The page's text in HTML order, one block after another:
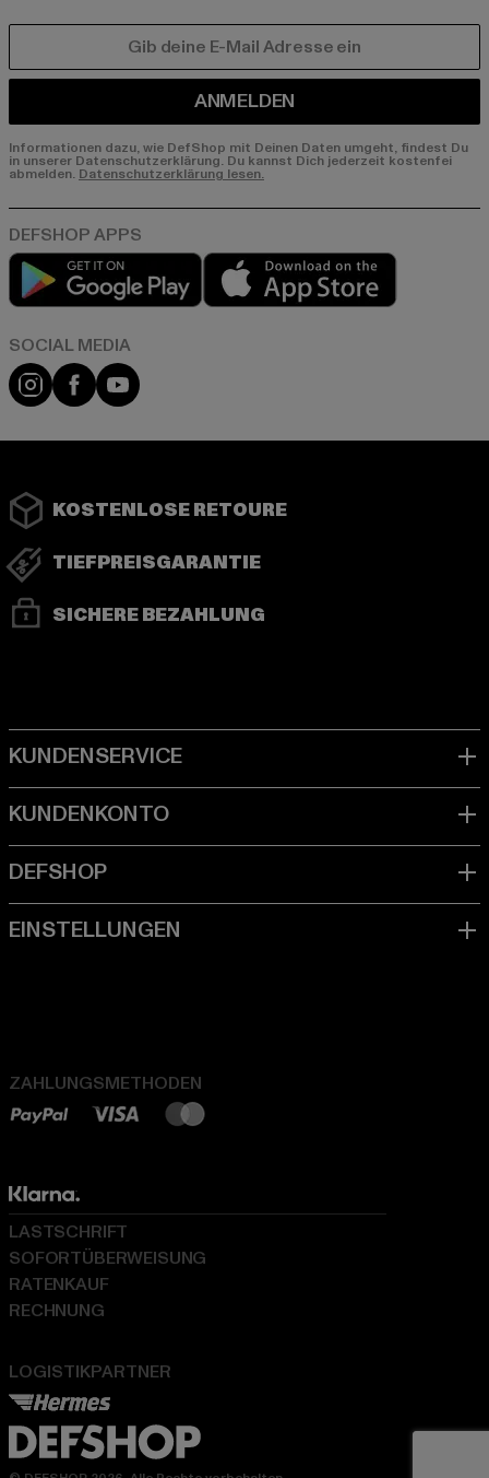
ANMELDEN
Informationen dazu, wie DefShop mit Deinen Daten umgeht, findest Du
in unserer Datenschutzerklärung. Du kannst Dich jederzeit kostenfei
abmelden. Datenschutzerklärung lesen.
Play market
Instagram
FacebookYouTube
KOSTENLOSE RETOURE
TIEFPREISGARANTIE
SICHERE BEZAHLUNG
ZAHLUNGSMETHODEN
LOGISTIKPARTNER
LASTSCHRIFT
SOFORTÜBERWEISUNG
RATENKAUF
RECHNUNG